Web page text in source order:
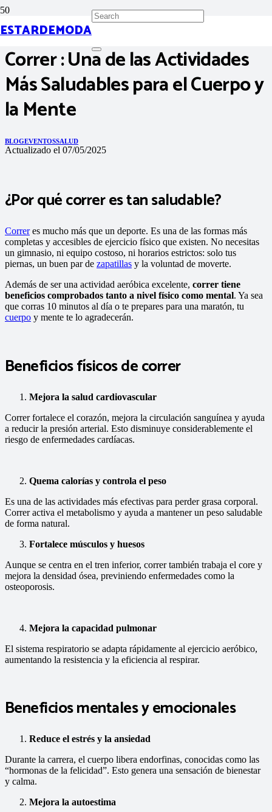
ESTARDEMODA
Correr : Una de las Actividades
Más Saludables para el Cuerpo y
la Mente
BLOGEVENTOSSALUD
Actualizado el 07/05/2025
¿Por qué correr es tan saludable?
Correr es mucho más que un deporte. Es una de las formas más
completas y accesibles de ejercicio físico que existen. No necesitas
un gimnasio, ni equipo costoso, ni horarios estrictos: solo tus
piernas, un buen par de zapatillas y la voluntad de moverte.
Además de ser una actividad aeróbica excelente, correr tiene
beneficios comprobados tanto a nivel físico como mental. Ya sea
que corras 10 minutos al día o te prepares para una maratón, tu
cuerpo y mente te lo agradecerán.
Beneficios físicos de correr
Mejora la salud cardiovascular
Correr fortalece el corazón, mejora la circulación sanguínea y ayuda
a reducir la presión arterial. Esto disminuye considerablemente el
riesgo de enfermedades cardíacas.
Quema calorías y controla el peso
Es una de las actividades más efectivas para perder grasa corporal.
Correr activa el metabolismo y ayuda a mantener un peso saludable
de forma natural.
Fortalece músculos y huesos
Aunque se centra en el tren inferior, correr también trabaja el core y
mejora la densidad ósea, previniendo enfermedades como la
osteoporosis.
Mejora la capacidad pulmonar
El sistema respiratorio se adapta rápidamente al ejercicio aeróbico,
aumentando la resistencia y la eficiencia al respirar.
Beneficios mentales y emocionales
Reduce el estrés y la ansiedad
Durante la carrera, el cuerpo libera endorfinas, conocidas como las
“hormonas de la felicidad”. Esto genera una sensación de bienestar
y calma.
Mejora la autoestima